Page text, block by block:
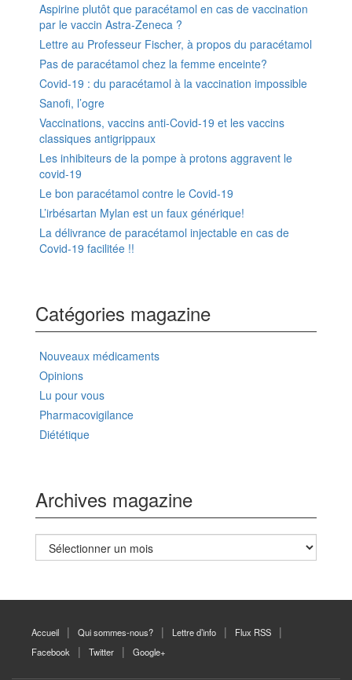
Aspirine plutôt que paracétamol en cas de vaccination
par le vaccin Astra-Zeneca ?
Lettre au Professeur Fischer, à propos du paracétamol
Pas de paracétamol chez la femme enceinte?
Covid-19 : du paracétamol à la vaccination impossible
Sanofi, l’ogre
Vaccinations, vaccins anti-Covid-19 et les vaccins
classiques antigrippaux
Les inhibiteurs de la pompe à protons aggravent le
covid-19
Le bon paracétamol contre le Covid-19
L’irbésartan Mylan est un faux générique!
La délivrance de paracétamol injectable en cas de
Covid-19 facilitée !!
Catégories magazine
Nouveaux médicaments
Opinions
Lu pour vous
Pharmacovigilance
Diététique
Archives magazine
Archives
magazine
Accueil Qui sommes-nous? Lettre d’info
Flux RSS
Facebook
Twitter Google+